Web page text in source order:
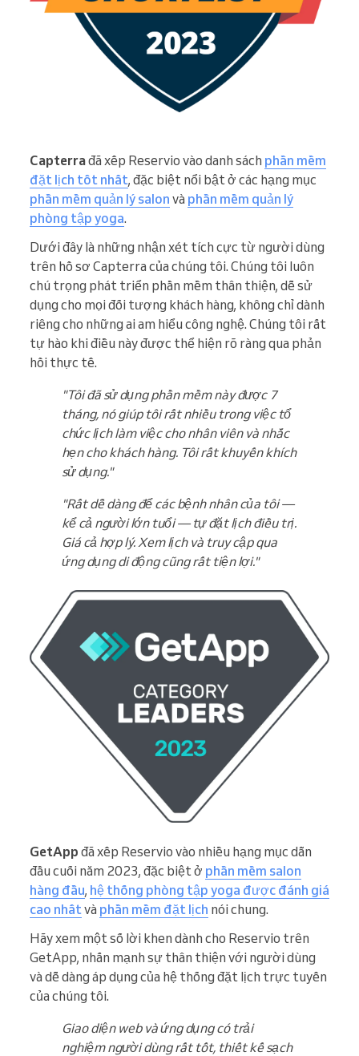
Capterrađã xếp Reservio vào danh sách phần mềm
đặt lịch tốt nhất, đặc biệt nổi bật ở các hạng mục
phần mềm quản lý salon và phần mềm quản lý
phòng tập yoga.
Dưới đây là những nhận xét tích cực từ người dùng
trên hồ sơ Capterra của chúng tôi. Chúng tôi luôn
chú trọng phát triển phần mềm thân thiện, dễ sử
dụng cho mọi đối tượng khách hàng, không chỉ dành
riêng cho những ai am hiểu công nghệ. Chúng tôi rất
tự hào khi điều này được thể hiện rõ ràng qua phản
hồi thực tế.
"Tôi đã sử dụng phần mềm này được 7
tháng, nó giúp tôi rất nhiều trong việc tổ
chức lịch làm việc cho nhân viên và nhắc
hẹn cho khách hàng. Tôi rất khuyến khích
sử dụng."
"Rất dễ dàng để các bệnh nhân của tôi —
kể cả người lớn tuổi — tự đặt lịch điều trị.
Giá cả hợp lý. Xem lịch và truy cập qua
ứng dụng di động cũng rất tiện lợi."
GetApp đã xếp Reservio vào nhiều hạng mục dẫn
đầu cuối năm 2023, đặc biệt ở phần mềm salon
hàng đầu, hệ thống phòng tập yoga được đánh giá
cao nhấtvà phần mềm đặt lịch nói chung.
Hãy xem một số lời khen dành cho Reservio trên
GetApp, nhấn mạnh sự thân thiện với người dùng
và dễ dàng áp dụng của hệ thống đặt lịch trực tuyến
của chúng tôi.
Giao diện web và ứng dụng có trải
nghiệm người dùng rất tốt, thiết kế sạch